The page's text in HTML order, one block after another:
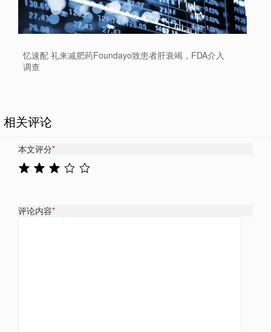
忆速配 礼来减肥药Foundayo致患者肝衰竭，FDA介入
调查
相关评论
本文评分*
评论内容*